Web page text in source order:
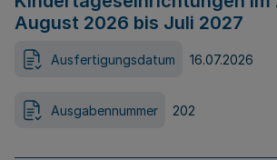
August 2026 bis Juli 2027
Ausfertigungsdatum 16.07.2026
Ausgabennummer 202